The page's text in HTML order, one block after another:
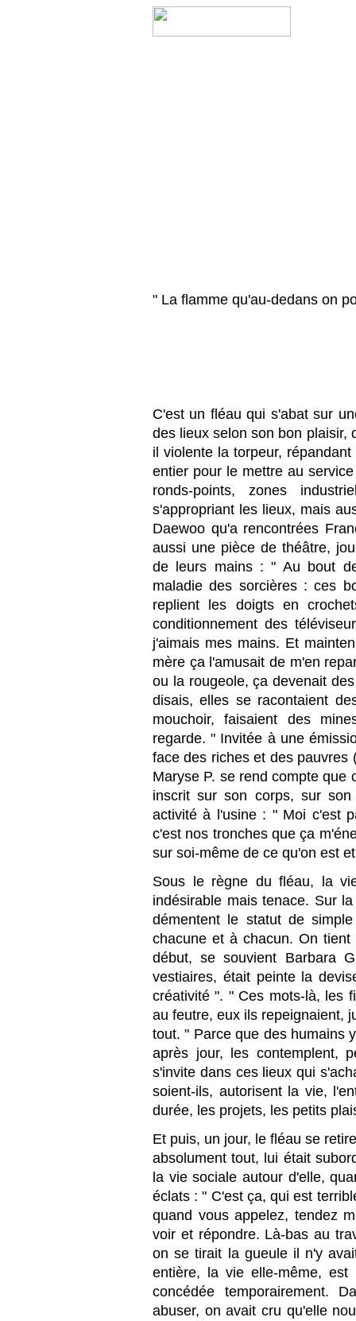
" La flamme qu'au-dedans on
C'est un fléau qui s'abat sur
des lieux selon son bon plaisir,
il violente la torpeur,
entier pour le mettre au
ronds-points, zones
s'appropriant les lieux, mais
Daewoo qu'a rencontrées
aussi une pièce de théâtre,
de leurs mains : " Au bout
maladie des sorcières : ces
replient les doigts en
conditionnement des
j'aimais mes mains. Et
mère ça l'amusait de m'en
ou la rougeole, ça devenait
disais, elles se racontaient
mouchoir, faisaient des
regarde. " Invitée à une
face des riches et des pauvres
Maryse P. se rend compte que
inscrit sur son corps, sur
activité à l'usine : " Moi c'est
c'est nos tronches que ça
sur soi-même de ce qu'on est
Sous le règne du fléau, la
indésirable mais tenace. Sur
démentent le statut de
chacune et à chacun. On
début, se souvient Barbara
vestiaires, était peinte la
créativité ". " Ces mots-là, les
au feutre, eux ils repeignaient,
tout. " Parce que des humains
après jour, les contemplent,
s'invite dans ces lieux qui
soient-ils, autorisent la vie,
durée, les projets, les petits
Et puis, un jour, le fléau se
absolument tout, lui était
la vie sociale autour d'elle,
éclats : " C'est ça, qui est
quand vous appelez, tendez
voir et répondre. Là-bas au
on se tirait la gueule il n'y
entière, la vie elle-même,
concédée temporairement.
abuser, on avait cru qu'elle